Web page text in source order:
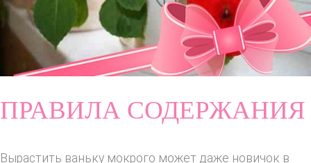
ПРАВИЛА СОДЕРЖАНИЯ
Вырастить ваньку мокрого может даже новичок в